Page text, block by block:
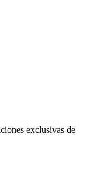
exclusivas de